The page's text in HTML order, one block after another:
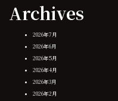
Archives
2026年7月
2026年6月
2026年5月
2026年4月
2026年3月
2026年2月